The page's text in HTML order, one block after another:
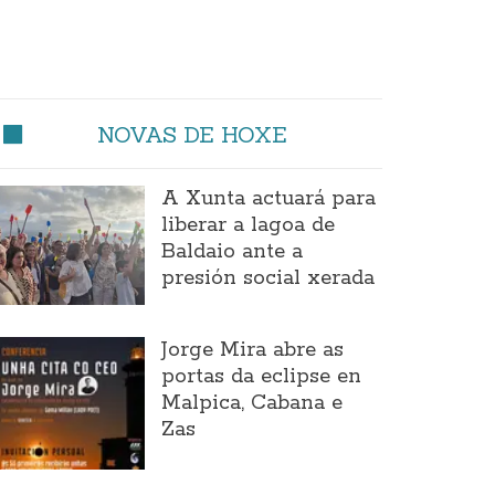
NOVAS DE HOXE
A Xunta actuará para
liberar a lagoa de
Baldaio ante a
presión social xerada
Jorge Mira abre as
portas da eclipse en
Malpica, Cabana e
Zas